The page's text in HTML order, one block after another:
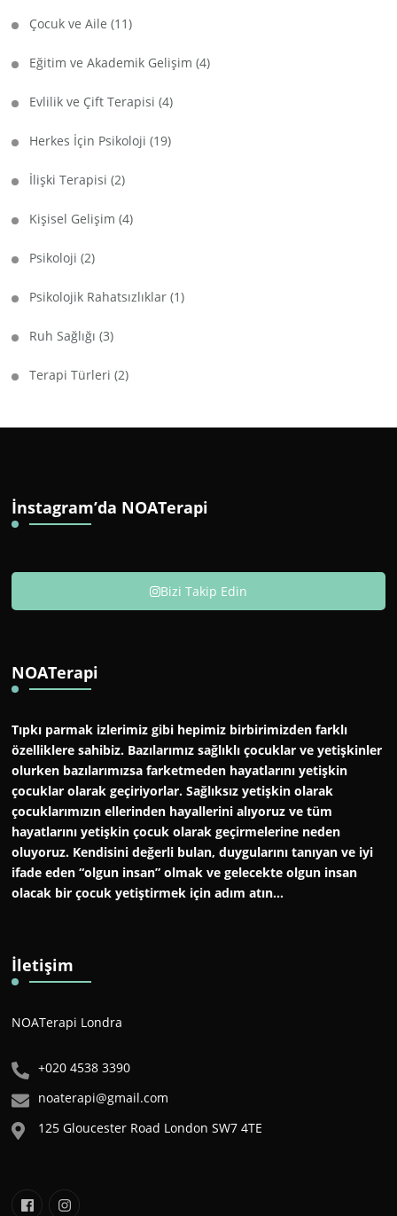
Çocuk ve Aile (11)
Eğitim ve Akademik Gelişim (4)
Evlilik ve Çift Terapisi (4)
Herkes İçin Psikoloji (19)
İlişki Terapisi (2)
Kişisel Gelişim (4)
Psikoloji (2)
Psikolojik Rahatsızlıklar (1)
Ruh Sağlığı (3)
Terapi Türleri (2)
İnstagram’da NOATerapi
Bizi Takip Edin
NOATerapi
Tıpkı parmak izlerimiz gibi hepimiz birbirimizden farklı
özelliklere sahibiz. Bazılarımız sağlıklı çocuklar ve yetişkinler
olurken bazılarımızsa farketmeden hayatlarını yetişkin
çocuklar olarak geçiriyorlar. Sağlıksız yetişkin olarak
çocuklarımızın ellerinden hayallerini alıyoruz ve tüm
hayatlarını yetişkin çocuk olarak geçirmelerine neden
oluyoruz. Kendisini değerli bulan, duygularını tanıyan ve iyi
ifade eden “olgun insan” olmak ve gelecekte olgun insan
olacak bir çocuk yetiştirmek için adım atın…
İletişim
NOATerapi Londra
+020 4538 3390
noaterapi@gmail.com
125 Gloucester Road London SW7 4TE